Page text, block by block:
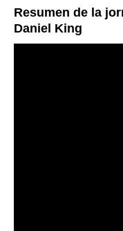
Resumen de la
Daniel King